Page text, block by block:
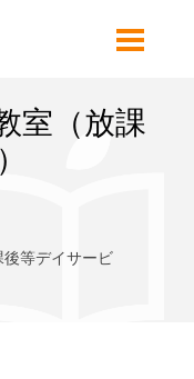
室（放課
等デイサービ